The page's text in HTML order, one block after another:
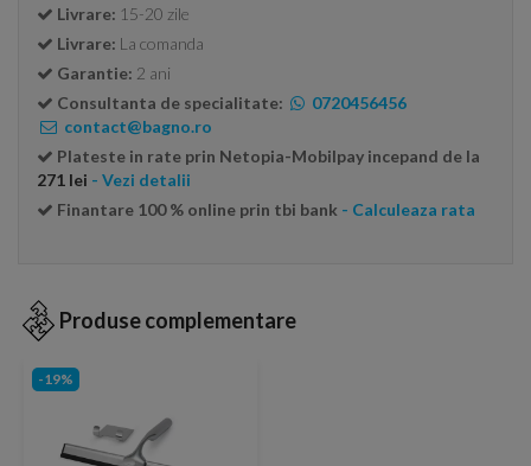
Livrare: 15-20 zile
Livrare: La comanda
Garantie: 2 ani
Consultanta de specialitate:
0720456456
contact@bagno.ro
Plateste in rate prin Netopia-Mobilpay incepand de la
271 lei - Vezi detalii
Finantare 100 % online prin tbi bank - Calculeaza rata
Produse complementare
-19%